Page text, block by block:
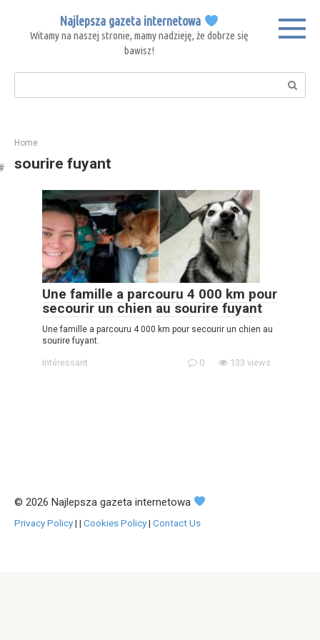
content
Najlepsza gazeta internetowa
Witamy na naszej stronie, mamy nadzieję, że dobrze się
bawisz!
Search:
Home
sourire fuyant
Une famille a parcouru 4 000 km pour
secourir un chien au sourire fuyant
Une famille a parcouru 4 000 km pour secourir un chien au
sourire fuyant.
Intéressant 0 133 views
© 2026 Najlepsza gazeta internetowa
Privacy Policy| | Cookies Policy| Contact Us